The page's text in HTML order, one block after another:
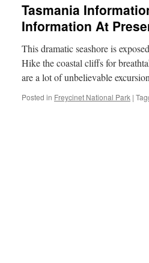
Tasmania
Information At
This dramatic seashore is
Hike the coastal cliffs for
are a lot of unbelievable
Posted in Freycinet National Park |